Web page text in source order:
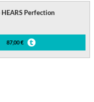
Perfection
87,00 €